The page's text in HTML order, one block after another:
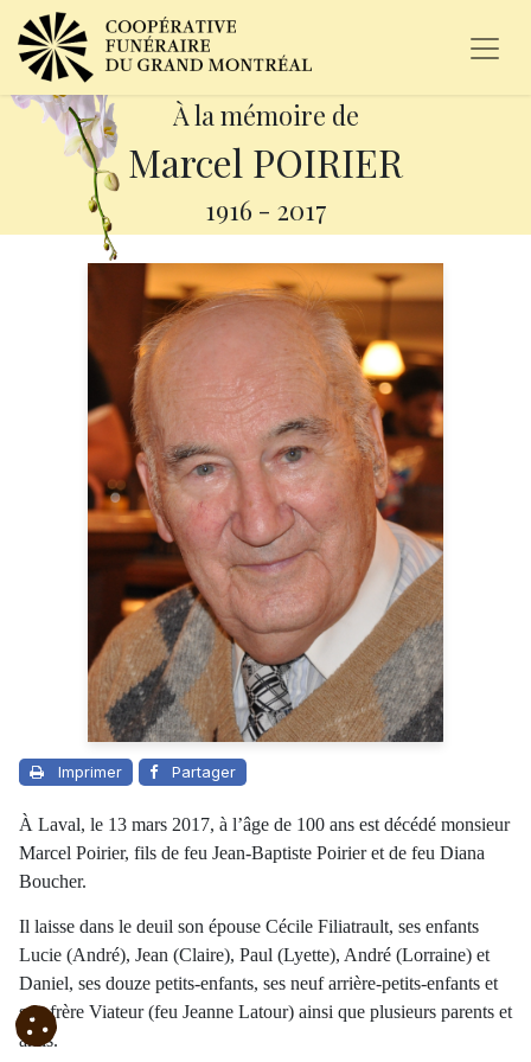
À la mémoire de
Marcel POIRIER
1916 - 2017
Imprimer Partager
À Laval, le 13 mars 2017, à l’âge de 100 ans est décédé monsieur
Marcel Poirier, fils de feu Jean-Baptiste Poirier et de feu Diana
Boucher.
Il laisse dans le deuil son épouse Cécile Filiatrault, ses enfants
Lucie (André), Jean (Claire), Paul (Lyette), André (Lorraine) et
Daniel, ses douze petits-enfants, ses neuf arrière-petits-enfants et
son frère Viateur (feu Jeanne Latour) ainsi que plusieurs parents et
amis.